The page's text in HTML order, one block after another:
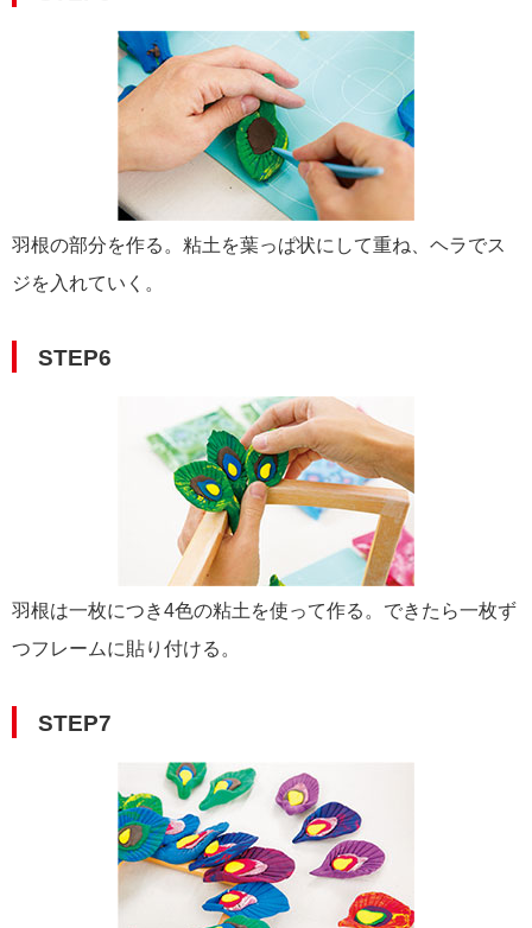
羽根の部分を作る。粘土を葉っぱ状にして重ね、ヘラでス
ジを入れていく。
STEP6
羽根は一枚につき4色の粘土を使って作る。できたら一枚ず
つフレームに貼り付ける。
STEP7